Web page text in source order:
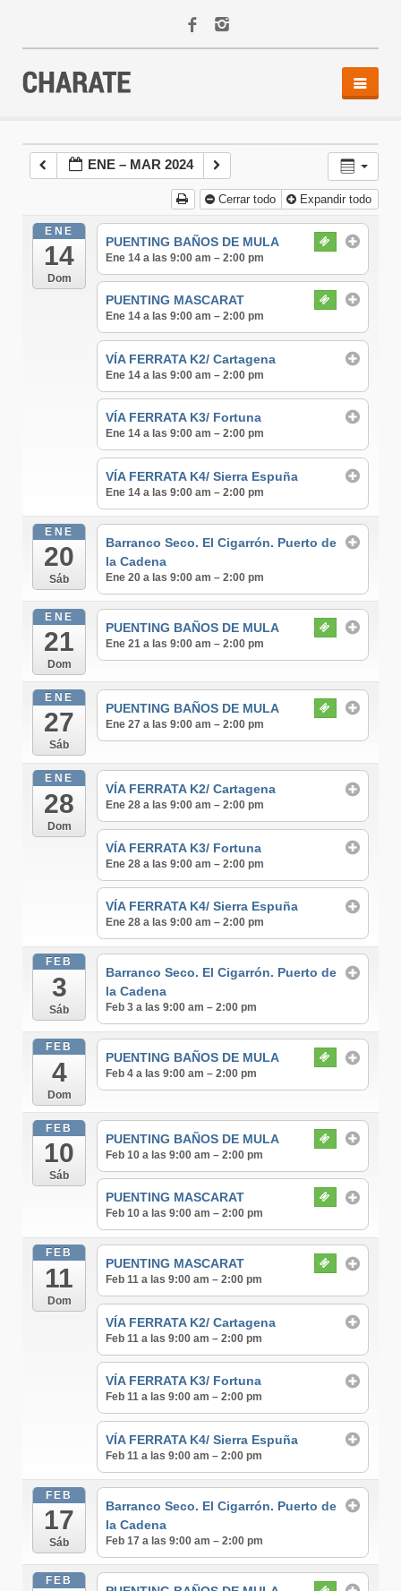
AGENDA
ACTIVIDADES
EQUIPO
CONTACTO
ENE – MAR 2024
Cerrar todo Expandir todo
ENE
14
Dom
PUENTING BAÑOS DE MULA
Ene 14 a las 9:00 am – 2:00 pm
PUENTING MASCARAT
Ene 14 a las 9:00 am – 2:00 pm
VÍA FERRATA K2/ Cartagena
Ene 14 a las 9:00 am – 2:00 pm
VÍA FERRATA K3/ Fortuna
Ene 14 a las 9:00 am – 2:00 pm
VÍA FERRATA K4/ Sierra Espuña
Ene 14 a las 9:00 am – 2:00 pm
ENE
20
Sáb
Barranco Seco. El Cigarrón. Puerto de
la Cadena
Ene 20 a las 9:00 am – 2:00 pm
ENE
21
Dom
PUENTING BAÑOS DE MULA
Ene 21 a las 9:00 am – 2:00 pm
ENE
27
Sáb
PUENTING BAÑOS DE MULA
Ene 27 a las 9:00 am – 2:00 pm
ENE
28
Dom
VÍA FERRATA K2/ Cartagena
Ene 28 a las 9:00 am – 2:00 pm
VÍA FERRATA K3/ Fortuna
Ene 28 a las 9:00 am – 2:00 pm
VÍA FERRATA K4/ Sierra Espuña
Ene 28 a las 9:00 am – 2:00 pm
FEB
3
Sáb
Barranco Seco. El Cigarrón. Puerto de
la Cadena
Feb 3 a las 9:00 am – 2:00 pm
FEB
4
Dom
PUENTING BAÑOS DE MULA
Feb 4 a las 9:00 am – 2:00 pm
FEB
10
Sáb
PUENTING BAÑOS DE MULA
Feb 10 a las 9:00 am – 2:00 pm
PUENTING MASCARAT
Feb 10 a las 9:00 am – 2:00 pm
FEB
11
Dom
PUENTING MASCARAT
Feb 11 a las 9:00 am – 2:00 pm
VÍA FERRATA K2/ Cartagena
Feb 11 a las 9:00 am – 2:00 pm
VÍA FERRATA K3/ Fortuna
Feb 11 a las 9:00 am – 2:00 pm
VÍA FERRATA K4/ Sierra Espuña
Feb 11 a las 9:00 am – 2:00 pm
FEB
17
Sáb
Barranco Seco. El Cigarrón. Puerto de
la Cadena
Feb 17 a las 9:00 am – 2:00 pm
FEB